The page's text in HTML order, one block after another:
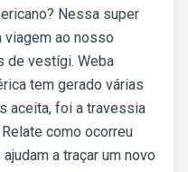
Nessa super
viagem ao nosso
de vestígi. Weba
tem gerado várias
aceita, foi a travessia
como ocorreu
a traçar um novo